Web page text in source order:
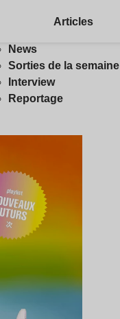
Articles
News
Sorties de la semaine
Interview
Reportage